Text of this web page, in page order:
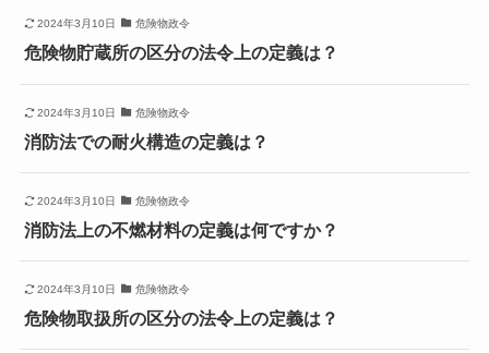
2024年3月10日 危険物政令
危険物貯蔵所の区分の法令上の定義は？
2024年3月10日 危険物政令
消防法での耐火構造の定義は？
2024年3月10日 危険物政令
消防法上の不燃材料の定義は何ですか？
2024年3月10日 危険物政令
危険物取扱所の区分の法令上の定義は？